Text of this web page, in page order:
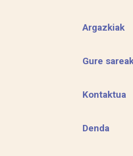
Argazkiak
Gure
Kontaktua
Denda